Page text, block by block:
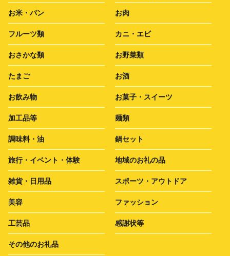
お米・パン お肉
フルーツ類 カニ・エビ
おさかな類 お野菜類
たまご お酒
お飲み物 お菓子・スイーツ
加工品等 麺類
調味料・油 鍋セット
旅行・イベント・体験 地域のお礼の品
雑貨・日用品 スポーツ・アウトドア
美容 ファッション
工芸品 感謝状等
その他のお礼品